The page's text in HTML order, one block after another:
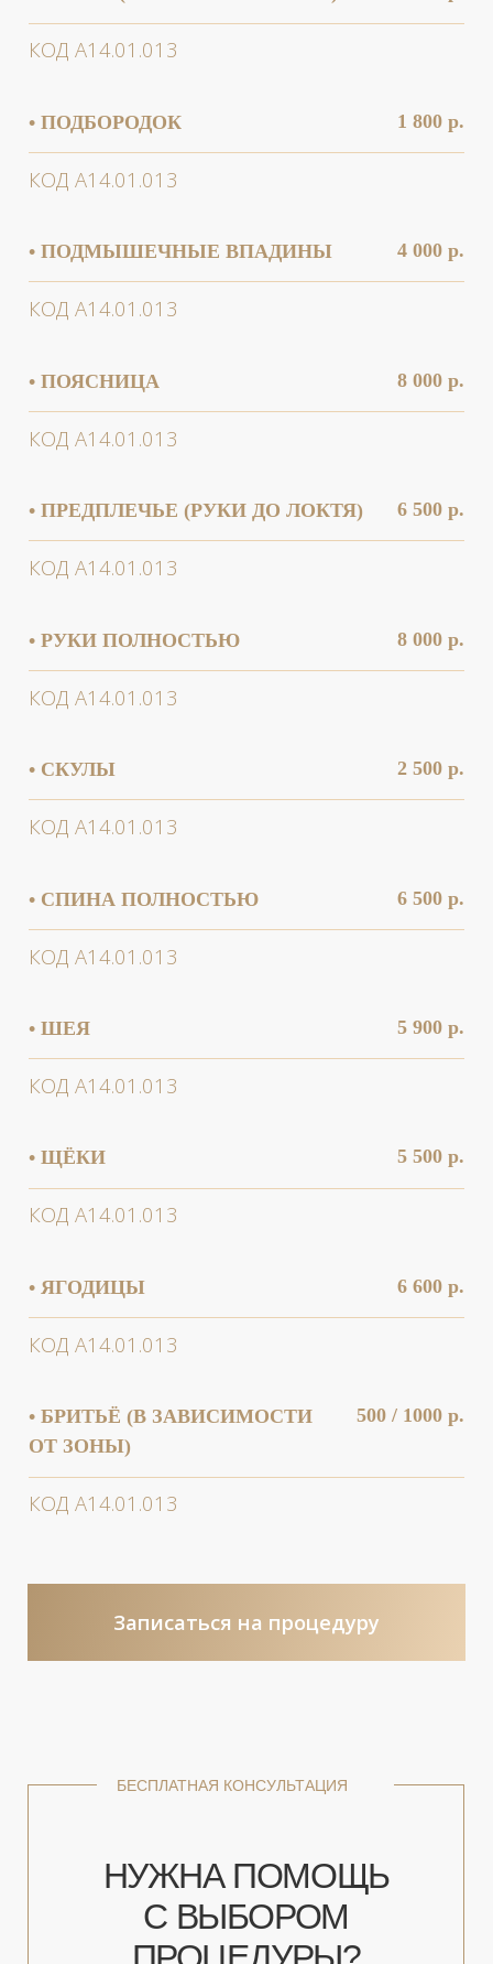
• ЩЁКИ
• ЯГОДИЦЫ
КОД А14.01.013
• БРИТЬЁ (В ЗАВИСИМОСТИ
500 / 1000 р.
КОД А14.01.013
Записаться на процедуру
персональных данных
Ваше имя
+7
Проконсультироваться
Отправьте свои контакты, и наш ведущий
С ВЫБОРОМ
ПРОЦЕДУРЫ?